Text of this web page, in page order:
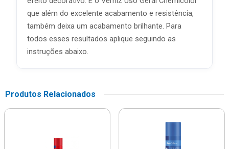
que além do excelente acabamento e resistência,
também deixa um acabamento brilhante. Para
todos esses resultados aplique seguindo as
instruções abaixo.
Produtos Relacionados